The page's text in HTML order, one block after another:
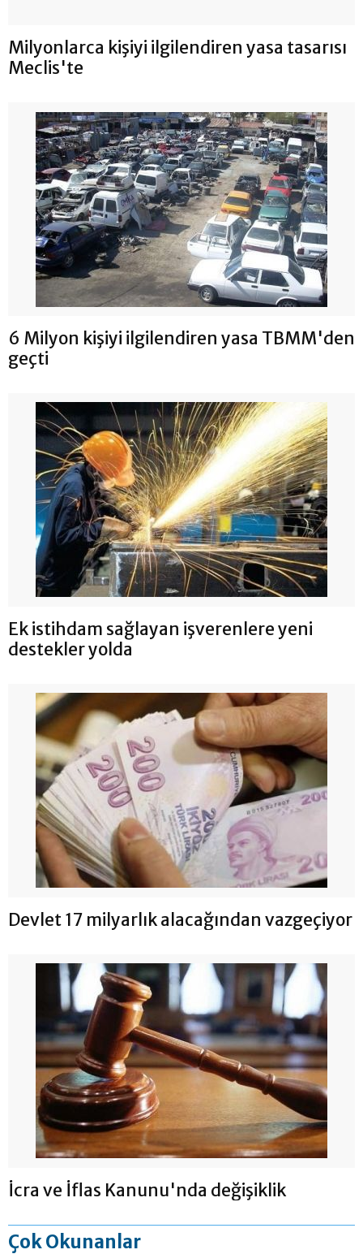
Milyonlarca kişiyi ilgilendiren yasa tasarısı
Meclis'te
6 Milyon kişiyi ilgilendiren yasa TBMM'den
geçti
Ek istihdam sağlayan işverenlere yeni
destekler yolda
Devlet 17 milyarlık alacağından vazgeçiyor
İcra ve İflas Kanunu'nda değişiklik
Çok Okunanlar